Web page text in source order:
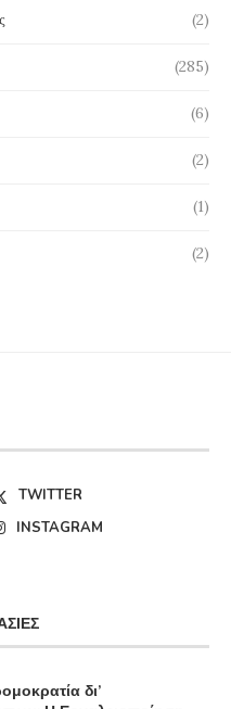
(2)
(285)
(6)
(2)
(1)
(2)
TWITTER
INSTAGRAM
δι’